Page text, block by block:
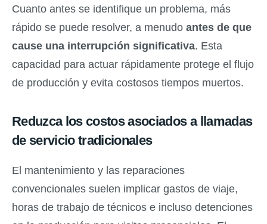
Cuanto antes se identifique un problema, más
rápido se puede resolver, a menudo antes de que
cause una interrupción significativa. Esta
capacidad para actuar rápidamente protege el flujo
de producción y evita costosos tiempos muertos.
Reduzca los costos asociados a llamadas
de servicio tradicionales
El mantenimiento y las reparaciones
convencionales suelen implicar gastos de viaje,
horas de trabajo de técnicos e incluso detenciones